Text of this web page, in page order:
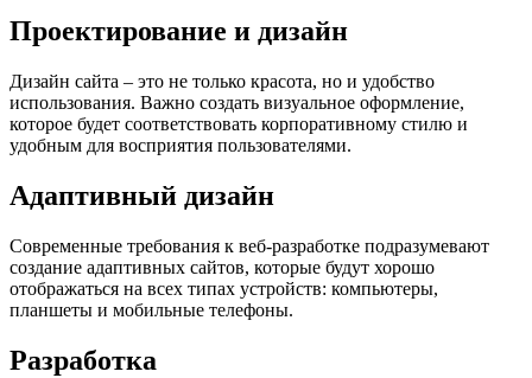
Проектирование и дизайн
Дизайн сайта – это не только красота, но и удобство
использования. Важно создать визуальное оформление,
которое будет соответствовать корпоративному стилю и
удобным для восприятия пользователями.
Адаптивный дизайн
Современные требования к веб-разработке подразумевают
создание адаптивных сайтов, которые будут хорошо
отображаться на всех типах устройств: компьютеры,
планшеты и мобильные телефоны.
Разработка